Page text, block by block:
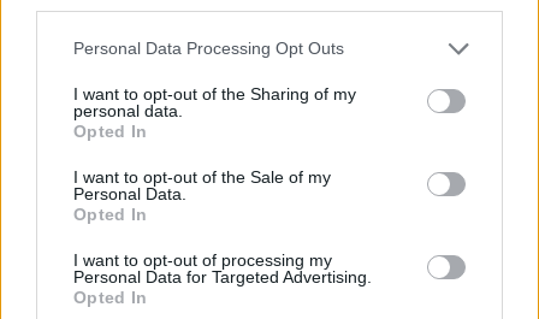
Personal Data Processing Opt Outs
I want to opt-out of the Sharing of my
personal data.
Opted In
I want to opt-out of the Sale of my
Personal Data.
Opted In
I want to opt-out of processing my
Personal Data for Targeted Advertising.
Opted In